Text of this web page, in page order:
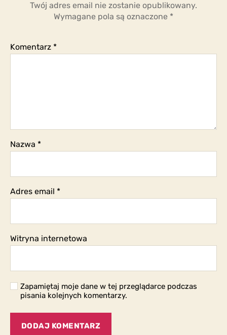
Twój adres email nie zostanie opublikowany.
Wymagane pola są oznaczone *
Komentarz *
Nazwa *
Adres email *
Witryna internetowa
Zapamiętaj moje dane w tej przeglądarce podczas
pisania kolejnych komentarzy.